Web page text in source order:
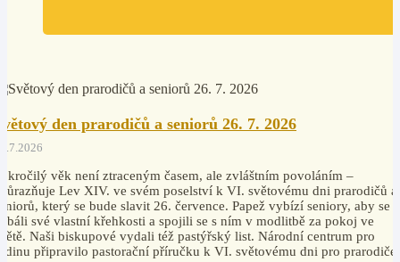
den prarodičů a seniorů 26. 7. 2026
věk není ztraceným časem, ale zvláštním povoláním –
Lev XIV. ve svém poselství k VI. světovému dni prarodičů a
který se bude slavit 26. července. Papež vybízí seniory, aby se
své vlastní křehkosti a spojili se s ním v modlitbě za pokoj ve
Naši biskupové vydali též pastýřský list. Národní centrum pro
připravilo pastorační příručku k VI. světovému dni pro prarodiče